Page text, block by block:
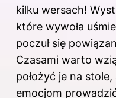
kilku wersach!
które wywoła
poczuł się
Czasami warto
położyć je na
emocjom